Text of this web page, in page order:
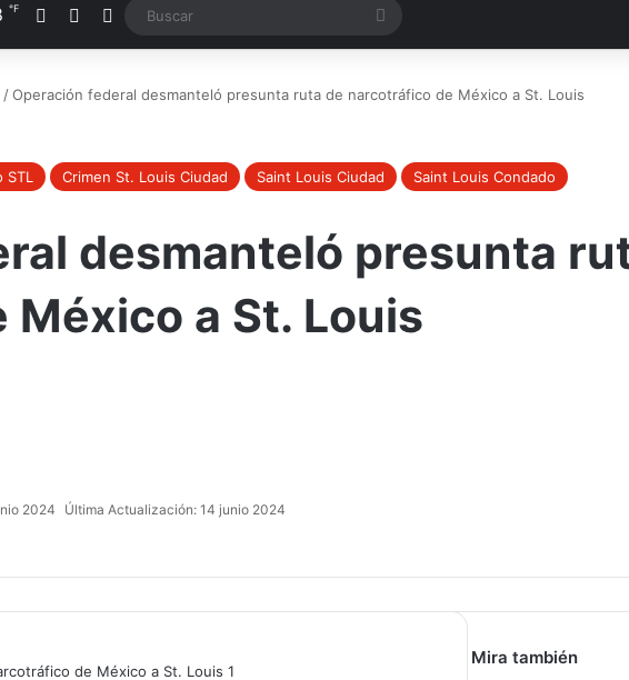
℉ AccesoBarra lateral
Switch skin Buscar
/Operación federal desmanteló presunta ruta de narcotráfico de México a St. Louis
Crimen St. Louis Ciudad Saint Louis Ciudad
Saint Louis Condado
desmanteló presunta
a St. Louis
2024 Última Actualización: 14 junio 2024
Mira también